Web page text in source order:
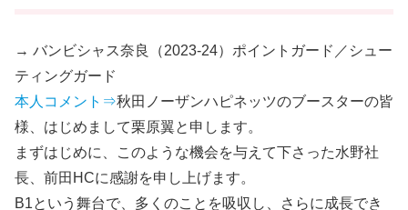
→ バンビシャス奈良（2023-24）ポイントガード／シュー
ティングガード
本人コメント⇒秋田ノーザンハピネッツのブースターの皆
様、はじめまして栗原翼と申します。
まずはじめに、このような機会を与えて下さった水野社
長、前田HCに感謝を申し上げます。
B1という舞台で、多くのことを吸収し、さらに成長でき